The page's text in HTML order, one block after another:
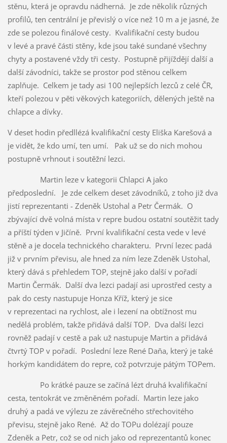
stěnu, která je opravdu nádherná. Je zde několik různých
profilů, ten centrální je převislý o více než 10 m a je jasné, že
zde se polezou finálové cesty. Kvalifikační cesty budou
v levé a pravé části stěny, kde jsou také sundané všechny
chyty a postavené vždy tři cesty. Postupně přijíždějí další a
další závodníci, takže se prostor pod stěnou celkem
zaplňuje. Celkem je tady asi 100 nejlepších lezců z celé ČR,
kteří polezou v pěti věkových kategoriích, dělených ještě na
chlapce a dívky.
V deset hodin předllézá kvalifikační cesty Eliška Karešová a
je vidět, že kdo umí, ten umí. Pak už se do nich mohou
postupně vrhnout i soutěžní lezci.
Martin leze v kategorii Chlapci A jako
předposlední. Je zde celkem deset závodníků, z toho již dva
jistí reprezentanti - Zdeněk Ustohal a Petr Čermák. O
zbývající dvě volná místa v repre budou ostatní soutěžit tady
a příští týden v Jičíně. První kvalifikační cesta vede v levé
stěně a je docela technického charakteru. První lezec padá
již v prvním převisu, ale hned za ním leze Zdeněk Ustohal,
který dává s přehledem TOP, stejně jako další v pořadí
Martin Čermák. Další dva lezci padají asi uprostřed cesty a
pak do cesty nastupuje Honza Kříž, který je sice
v reprezentaci na rychlost, ale i lezení na obtížnost mu
nedělá problém, takže přidává další TOP. Dva další lezci
rovněž padají v cestě a pak už nastupuje Martin a přidává
čtvrtý TOP v pořadí. Poslední leze René Daňa, který je také
horkým kandidátem do repre, což potvrzuje pátým TOPem.
Po krátké pauze se začíná lézt druhá kvalifikační
cesta, tentokrát ve změněném pořadí. Martin leze jako
druhý a padá ve výlezu ze závěrečného střechovitého
převisu, stejně jako René. Až do TOPu dolézají pouze
Zdeněk a Petr, což se od nich jako od reprezentantů konec